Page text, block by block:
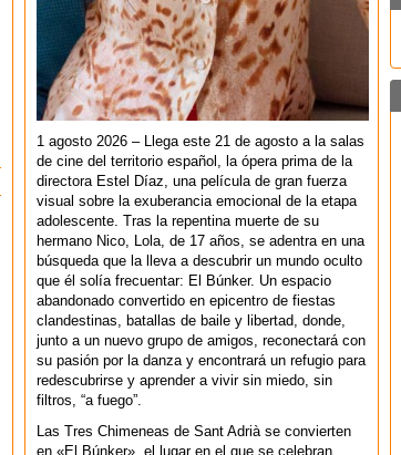
1 agosto 2026 – Llega este 21 de agosto a la salas
de cine del territorio español, la ópera prima de la
directora Estel Díaz, una película de gran fuerza
visual sobre la exuberancia emocional de la etapa
adolescente. Tras la repentina muerte de su
hermano Nico, Lola, de 17 años, se adentra en una
búsqueda que la lleva a descubrir un mundo oculto
que él solía frecuentar: El Búnker. Un espacio
abandonado convertido en epicentro de fiestas
clandestinas, batallas de baile y libertad, donde,
junto a un nuevo grupo de amigos, reconectará con
su pasión por la danza y encontrará un refugio para
redescubrirse y aprender a vivir sin miedo, sin
filtros, “a fuego”.
Las Tres Chimeneas de Sant Adrià se convierten
en «El Búnker», el lugar en el que se celebran